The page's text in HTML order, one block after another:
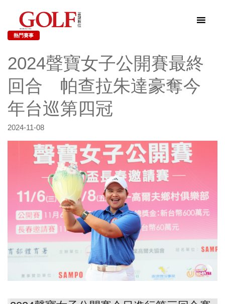
熱門賽事
2024聲寶女子公開賽最終
回合 帕查拉朱達豪奪今
年台巡第四冠
2024-11-08